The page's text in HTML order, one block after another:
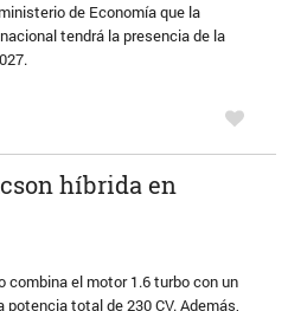
de Economía que la
tendrá la presencia de la
híbrida en
combina el motor 1.6 turbo con un
total de 230 CV. Además,